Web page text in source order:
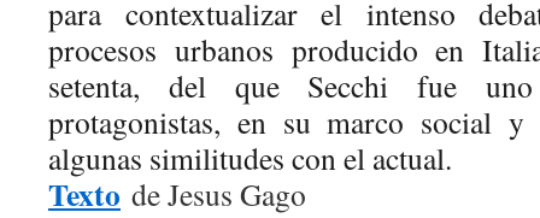
para contextualizar el intenso
procesos urbanos producido en
setenta, del que Secchi fue
protagonistas, en su marco social y
algunas similitudes con el actual.
Texto de Jesus Gago